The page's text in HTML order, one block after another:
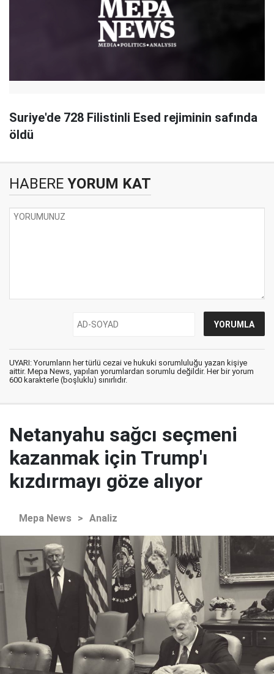
Suriye'de 728 Filistinli Esed rejiminin safında
öldü
HABERE YORUM KAT
UYARI: Yorumların her türlü cezai ve hukuki sorumluluğu yazan kişiye
aittir. Mepa News, yapılan yorumlardan sorumlu değildir. Her bir yorum
600 karakterle (boşluklu) sınırlıdır.
Netanyahu sağcı seçmeni
kazanmak için Trump'ı
kızdırmayı göze alıyor
Mepa News > Analiz